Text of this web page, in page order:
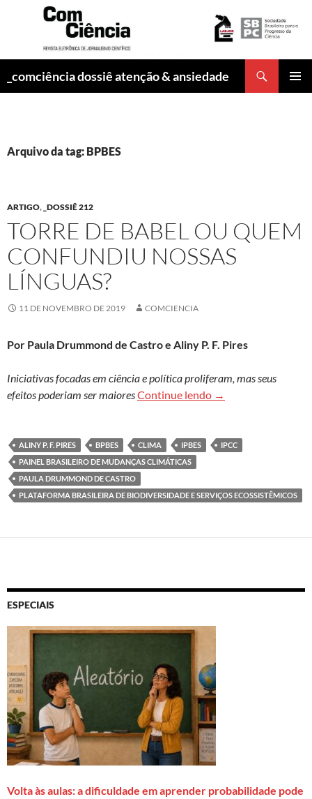
_comciência dossiê atenção & ansiedade
Arquivo da tag: BPBES
ARTIGO, _DOSSIÊ 212
TORRE DE BABEL OU QUEM
CONFUNDIU NOSSAS
LÍNGUAS?
11 DE NOVEMBRO DE 2019 COMCIENCIA
Por Paula Drummond de Castro e Aliny P. F. Pires
Iniciativas focadas em ciência e política proliferam, mas seus
efeitos poderiam ser maioresContinue lendo Torre de Babel ou
→
ALINY P. F. PIRES BPBES CLIMA IPBES
IPCC
PAINEL BRASILEIRO DE MUDANÇAS CLIMÁTICAS
PAULA DRUMMOND DE CASTRO
PLATAFORMA BRASILEIRA DE BIODIVERSIDADE E SERVIÇOS ECOSSISTÊMICOS
ESPECIAIS
Volta às aulas: a dificuldade em aprender probabilidade pode